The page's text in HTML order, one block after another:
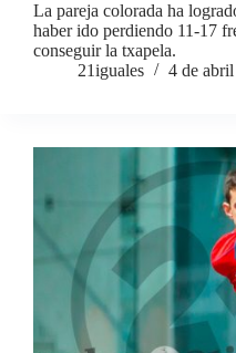
La pareja colorada ha
haber ido perdiendo 11-17
conseguir la txapela.
21iguales
4 de